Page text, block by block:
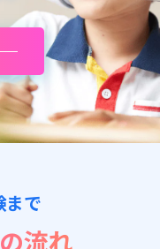
まで
流れ